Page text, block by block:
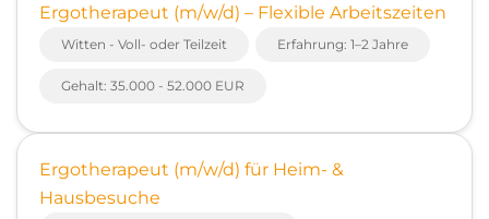
Ergotherapeut (m/w/d) – Flexible Arbeitszeiten
Witten - Voll- oder Teilzeit Erfahrung: 1–2 Jahre
Gehalt: 35.000 - 52.000 EUR
Ergotherapeut (m/w/d) für Heim- &
Hausbesuche